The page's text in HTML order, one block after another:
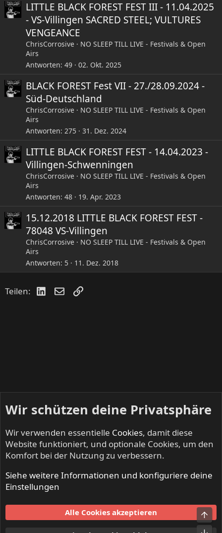
LITTLE BLACK FOREST FEST III - 11.04.2025
- VS-Villingen SACRED STEEL; VULTURES
VENGEANCE
ChrisCorrosive
NO SLEEP TILL LIVE - Festivals & Open
Airs
Antworten 49 02. Okt. 2025
BLACK FOREST Fest VII - 27./28.09.2024 -
Süd-Deutschland
ChrisCorrosive
NO SLEEP TILL LIVE - Festivals & Open
Airs
Antworten 275 31. Dez. 2024
LITTLE BLACK FOREST FEST - 14.04.2023 -
Villingen-Schwenningen
ChrisCorrosive
NO SLEEP TILL LIVE - Festivals & Open
Airs
Antworten 48 19. Apr. 2023
15.12.2018 LITTLE BLACK FOREST FEST -
78048 VS-Villingen
ChrisCorrosive
NO SLEEP TILL LIVE - Festivals & Open
Airs
Antworten 5 11. Dez. 2018
Teilen: LinkedIn
E-MailLink
NO SLEEP TILL LIVE - Festivals & Open Airs
Nutzungsbedingungen
Datenschutz
Wir schützen deine Privatsphäre
Wir verwenden essentielle Cookies, damit diese
Website funktioniert, und optionale Cookies, um den
Komfort bei der Nutzung zu verbessern.
Siehe weitere Informationen und konfiguriere deine
Einstellungen
Alle Cookies akzeptieren